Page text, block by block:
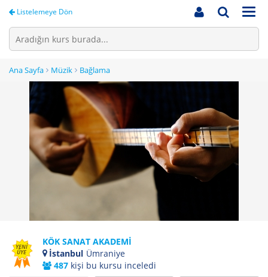
Listelemeye Dön
Ana Sayfa Müzik Bağlama
YENİ
ÜYE
KÖK SANAT AKADEMİ
İstanbul Ümraniye
487 kişi bu kursu inceledi